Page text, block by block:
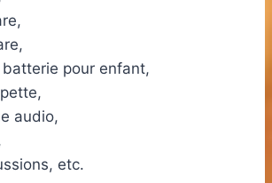
pour enfant,
audio,
etc.